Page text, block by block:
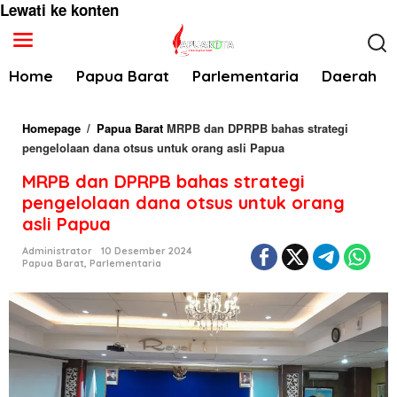
Lewati ke konten
Home Papua Barat Parlementaria Daerah
Homepage / Papua Barat MRPB dan DPRPB bahas strategi
pengelolaan dana otsus untuk orang asli Papua
MRPB dan DPRPB bahas strategi
pengelolaan dana otsus untuk orang
asli Papua
Administrator
10 Desember 2024
Papua Barat, Parlementaria